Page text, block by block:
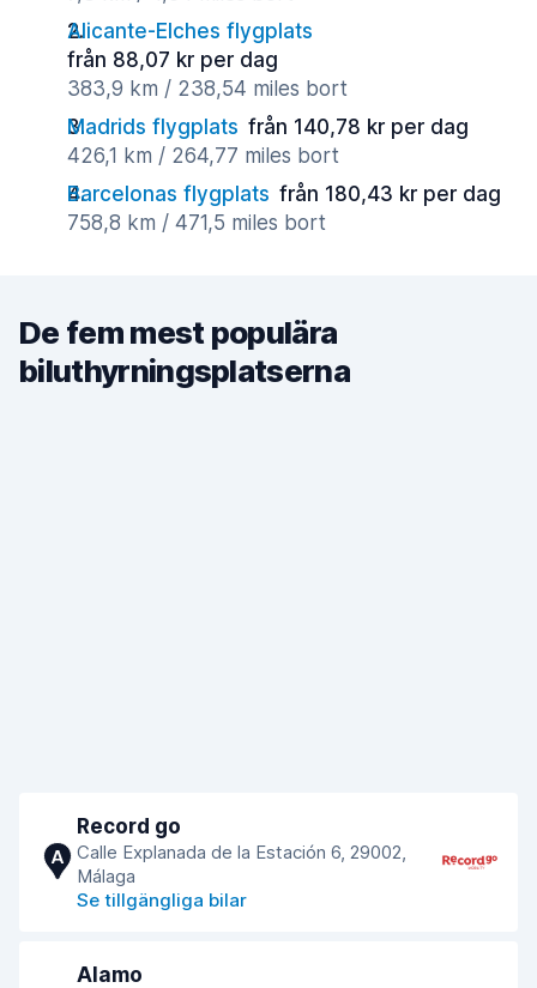
Alicante-Elches flygplats
från 88,07 kr per dag
383,9 km / 238,54 miles bort
Madrids flygplats från 140,78 kr per dag
426,1 km / 264,77 miles bort
Barcelonas flygplats från 180,43 kr per dag
758,8 km / 471,5 miles bort
De fem mest populära
biluthyrningsplatserna
A
Record go
Calle Explanada de la Estación 6, 29002,
Málaga
Se tillgängliga bilar
Alamo